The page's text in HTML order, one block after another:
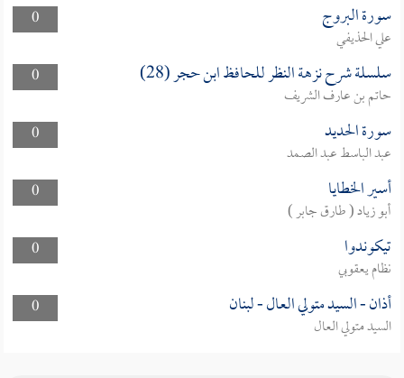
0
سورة البروج
علي الحذيفي
0
سلسلة شرح نزهة النظر للحافظ ابن حجر (28)
حاتم بن عارف الشريف
0
سورة الحديد
عبد الباسط عبد الصمد
0
أسير الخطايا
أبو زياد ( طارق جابر )
0
تيكوندوا
نظام يعقوبي
0
أذان - السيد متولي العال - لبنان
السيد متولي العال